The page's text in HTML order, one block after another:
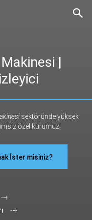
|
sektöründe yüksek
özel kurumuz.
İster misiniz?